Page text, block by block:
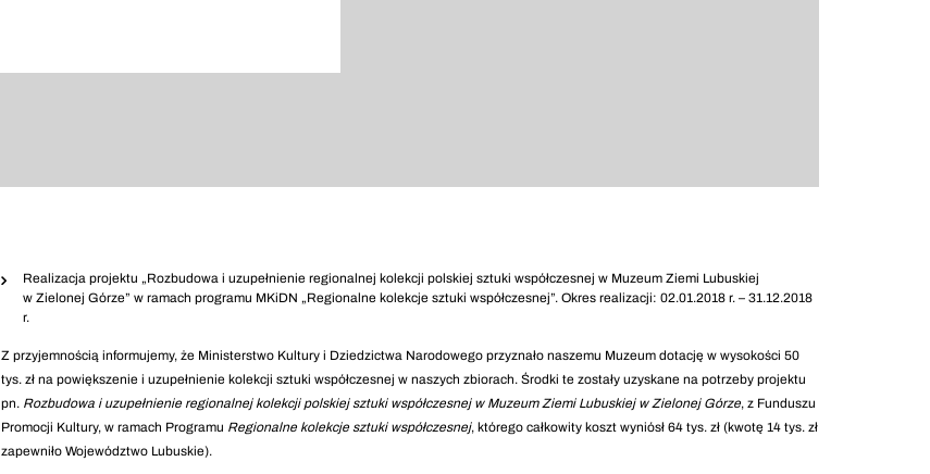
Realizacja projektu „Rozbudowa i uzupełnienie regionalnej kolekcji polskiej sztuki współczesnej w Muzeum Ziemi Lubuskiej
w Zielonej Górze” w ramach programu MKiDN „Regionalne kolekcje sztuki współczesnej”. Okres realizacji: 02.01.2018 r. – 31.12.2018
r.
Z przyjemnością informujemy, że Ministerstwo Kultury i Dziedzictwa Narodowego przyznało naszemu Muzeum dotację w wysokości 50
tys. zł na powiększenie i uzupełnienie kolekcji sztuki współczesnej w naszych zbiorach. Środki te zostały uzyskane na potrzeby projektu
pn.Rozbudowa i uzupełnienie regionalnej kolekcji polskiej sztuki współczesnej w Muzeum Ziemi Lubuskiej w Zielonej Górze, z Funduszu
Promocji Kultury, w ramach Programu Regionalne kolekcje sztuki współczesnej, którego całkowity koszt wyniósł 64 tys. zł (kwotę 14 tys. zł
zapewniło Województwo Lubuskie).